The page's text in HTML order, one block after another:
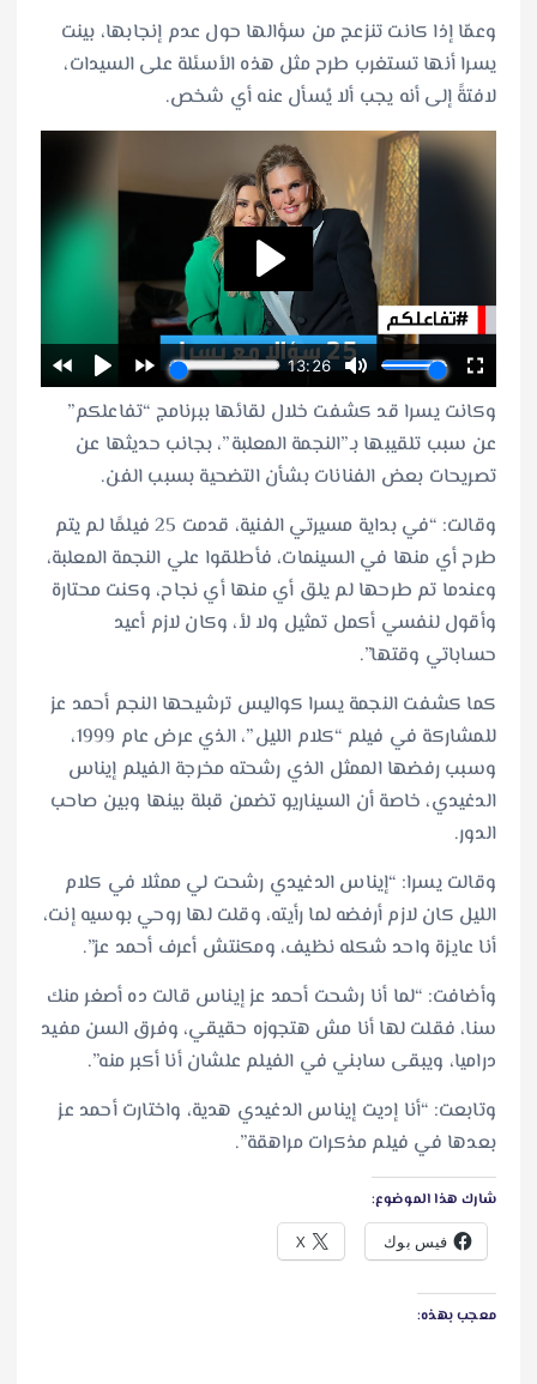
وعمّا إذا كانت تنزعج من سؤالها حول عدم إنجابها، بينت
يسرا أنها تستغرب طرح مثل هذه الأسئلة على السيدات،
لافتةً إلى أنه يجب ألا يُسأل عنه أي شخص.
وكانت يسرا قد كشفت خلال لقائها ببرنامج “تفاعلكم”
عن سبب تلقيبها بـ”النجمة المعلبة”، بجانب حديثها عن
تصريحات بعض الفنانات بشأن التضحية بسبب الفن.
وقالت: “في بداية مسيرتي الفنية، قدمت 25 فيلمًا لم يتم
طرح أي منها في السينمات، فأطلقوا علي النجمة المعلبة،
وعندما تم طرحها لم يلق أي منها أي نجاح، وكنت محتارة
وأقول لنفسي أكمل تمثيل ولا لأ، وكان لازم أعيد
حساباتي وقتها”.
كما كشفت النجمة يسرا كواليس ترشيحها النجم أحمد عز
للمشاركة في فيلم “كلام الليل”، الذي عرض عام 1999،
وسبب رفضها الممثل الذي رشحته مخرجة الفيلم إيناس
الدغيدي، خاصة أن السيناريو تضمن قبلة بينها وبين صاحب
الدور.
وقالت يسرا: “إيناس الدغيدي رشحت لي ممثلا في كلام
الليل كان لازم أرفضه لما رأيته، وقلت لها روحي بوسيه إنت،
أنا عايزة واحد شكله نظيف، ومكنتش أعرف أحمد عز”.
وأضافت: “لما أنا رشحت أحمد عز إيناس قالت ده أصغر منك
سنا، فقلت لها أنا مش هتجوزه حقيقي، وفرق السن مفيد
دراميا، ويبقى سابني في الفيلم علشان أنا أكبر منه”.
وتابعت: “أنا إديت إيناس الدغيدي هدية، واختارت أحمد عز
بعدها في فيلم مذكرات مراهقة”.
شارك هذا الموضوع:
فيس بوك X
معجب بهذه: